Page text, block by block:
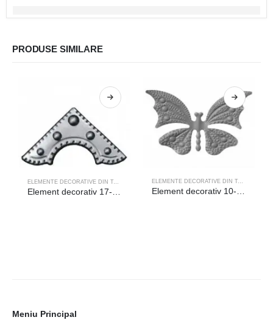
PRODUSE SIMILARE
ELEMENTE DECORATIVE DIN TABLA
Element decorativ 17-021
ELEMENTE DECORATIVE DIN TABLA
Element decorativ 10-093
Meniu Principal